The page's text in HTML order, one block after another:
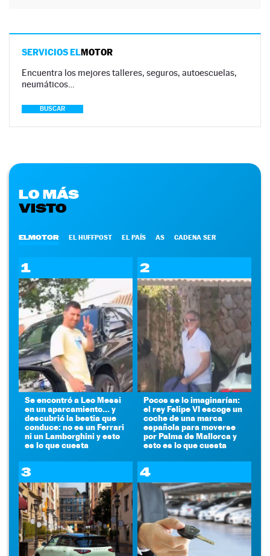
SERVICIOS ELMOTOR
Encuentra los mejores talleres, seguros, autoescuelas,
neumáticos…
BUSCAR
LO MÁS
VISTO
ELMOTOR EL HUFFPOST EL PAÍS AS CADENA SER
1
Se encontró a Leo Messi
en un aparcamiento... y
descubrió la bestia que
conduce: no es un Ferrari
ni un Lamborghini y esto
es lo que cuesta
2
Pocos se lo imaginarían:
el rey Felipe VI escoge un
coche de una marca
española para moverse
por Palma de Mallorca y
esto es lo que cuesta
3 4